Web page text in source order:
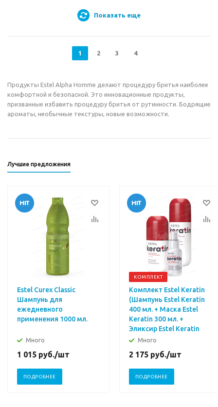
Показать еще
1 2 3 4
Продукты Estel Alpha Homme делают процедуру бритья наиболее
комфортной и безопасной. Это инновационные продукты,
призванные избавить процедуру бритья от рутинности. Бодрящие
ароматы, необычные текстуры, новые возможности.
Лучшие предложения
Estel Curex Classic
Шампунь для
ежедневного
применения 1000 мл.
Много
1 015 руб./шт
ПОДРОБНЕЕ
КОМПЛЕКТ
Комплект Estel Keratin
(Шампунь Estel Keratin
400 мл. + Маска Estel
Keratin 300 мл. +
Эликсир Estel Keratin
100 мл.)
Много
2 175 руб./шт
ПОДРОБНЕЕ